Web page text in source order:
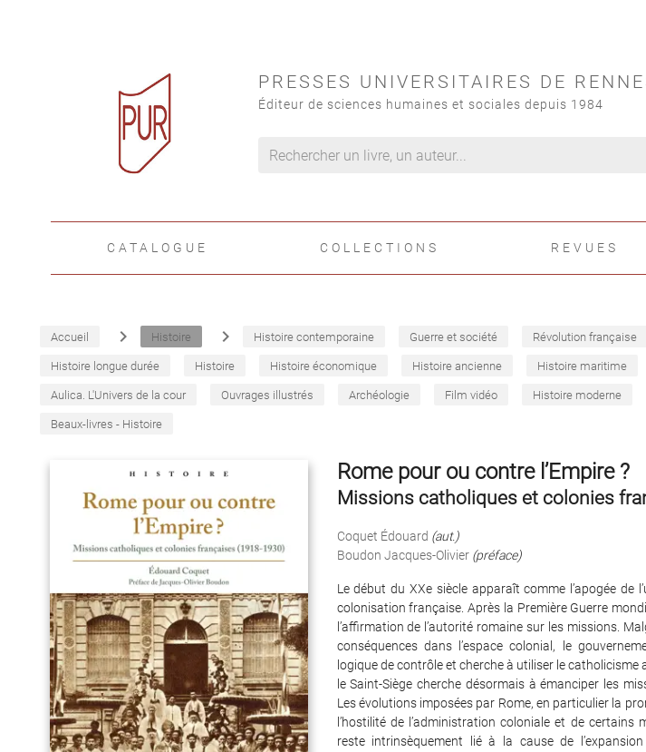
PRESSES UNIVERSITAIRES DE
Éditeur de sciences humaines et sociales depuis 1984
CATALOGUE COLLECTIONS REVUES
Accueil navigate_next Histoire navigate_next Histoire contemporaine Guerre et société Révolution française
Histoire longue durée Histoire Histoire économique Histoire ancienne Histoire maritime
Aulica. L'Univers de la cour Ouvrages illustrés Archéologie Film vidéo Histoire moderne
Beaux-livres - Histoire
Rome pour ou contre l’Empire ?
Missions catholiques et colonies
Coquet Édouard (aut.)
Boudon Jacques-Olivier (préface)
Le début du XXe siècle apparaît comme l’apogée de
colonisation française. Après la Première Guerre
l’affirmation de l’autorité romaine sur les missions.
conséquences dans l’espace colonial, le
logique de contrôle et cherche à utiliser le
le Saint-Siège cherche désormais à émanciper les
Les évolutions imposées par Rome, en particulier la
l’hostilité de l’administration coloniale et de certains
reste intrinsèquement lié à la cause de